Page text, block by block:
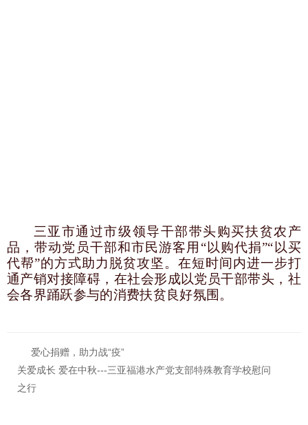
三亚市通过市级领导干部带头购买扶贫农产
品，带动党员干部和市民游客用 “以购代捐”“以买
代帮”的方式助力脱贫攻坚。在短时间内进一步打
通产销对接障碍，在社会形成以党员干部带头，社
会各界踊跃参与的消费扶贫良好氛围。
爱心捐赠，助力战“疫”
关爱成长 爱在中秋---三亚福港水产党支部特殊教育学校慰问
之行